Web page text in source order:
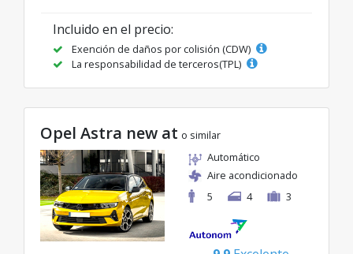
Incluido en el precio:
Exención de daños por colisión (CDW)
La responsabilidad de terceros(TPL)
Opel Astra new at o similar
Automático
Aire acondicionado
5
4 3